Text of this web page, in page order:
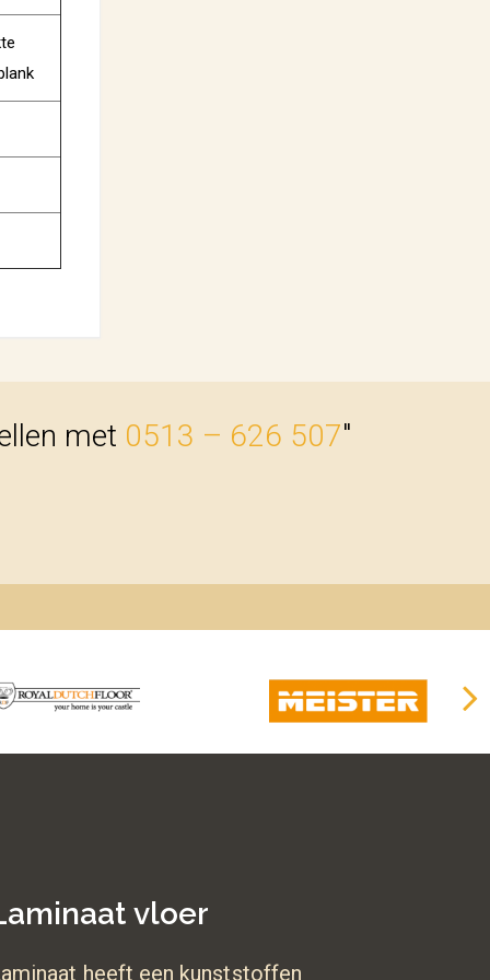
met 0513 – 626 507"
vloer
heeft een kunststoffen